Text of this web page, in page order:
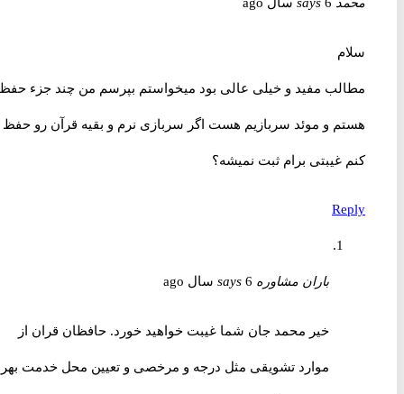
سلام
مطالب مفید و خیلی عالی بود میخواستم بپرسم من چند جزء حفظ
هستم و موئد سربازیم هست اگر سربازی نرم و بقیه قرآن رو حفظ
کنم غیبتی برام ثبت نمیشه؟
Reply
باران مشاوره says 6 سال ago
خیر محمد جان شما غیبت خواهید خورد. حافظان قران از
موارد تشویقی مثل درجه و مرخصی و تعیین محل خدمت بهره